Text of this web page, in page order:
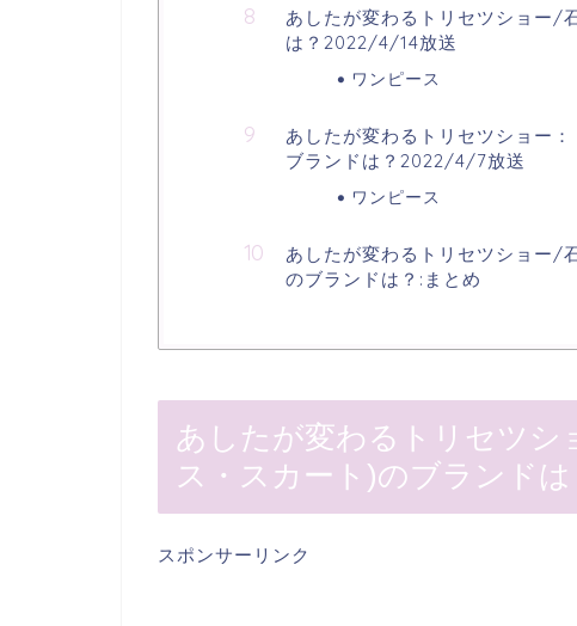
あしたが変わるトリセツショー/
は？2022/4/14放送
ワンピース
あしたが変わるトリセツショー
ブランドは？2022/4/7放送
ワンピース
あしたが変わるトリセツショー/
のブランドは？:まとめ
あしたが変わるトリセツシ
ス・スカート)のブランドは
スポンサーリンク